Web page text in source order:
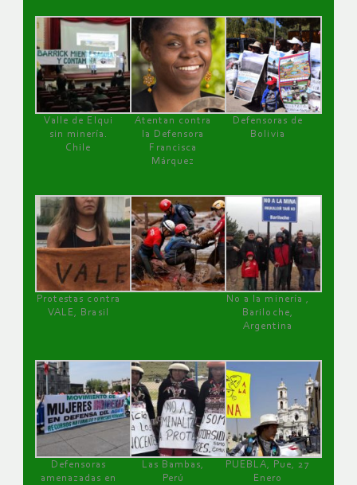
Valle de Elqui
sin minería.
Chile
Atentan contra
la Defensora
Francisca
Márquez
Defensoras de
Bolivia
Protestas contra
VALE, Brasil
No a la minería ,
Bariloche,
Argentina
Defensoras
amenazadas en
Las Bambas,
Perú
PUEBLA, Pue, 27
Enero